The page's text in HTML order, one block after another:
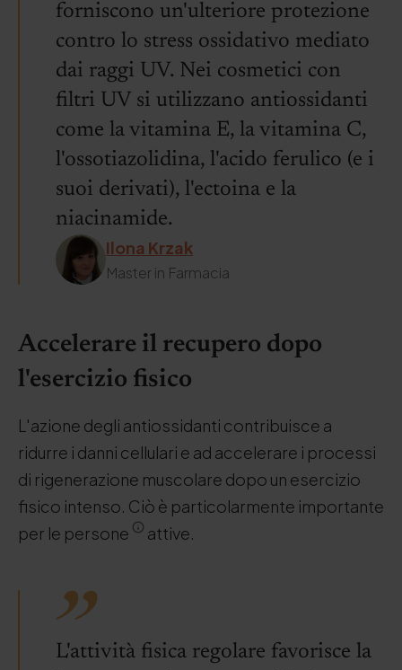
forniscono un'ulteriore protezione
contro lo stress ossidativo mediato
dai raggi UV. Nei cosmetici con
filtri UV si utilizzano antiossidanti
come la vitamina E, la vitamina C,
l'ossotiazolidina, l'acido ferulico (e i
suoi derivati), l'ectoina e la
niacinamide.
Ilona Krzak
Master in Farmacia
Accelerare il recupero dopo
l'esercizio fisico
L'azione degli antiossidanti contribuisce a
ridurre i danni cellulari e ad accelerare i processi
di rigenerazione muscolare dopo un esercizio
fisico intenso. Ciò è particolarmente importante
per le persone
attive.
L'attività fisica regolare favorisce la